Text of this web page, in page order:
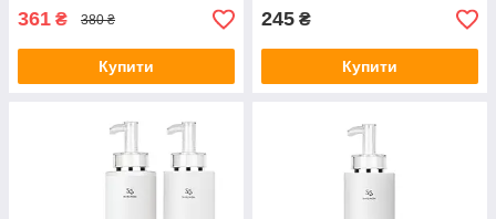
361 ₴ 380 ₴
Купити
245 ₴
Купити